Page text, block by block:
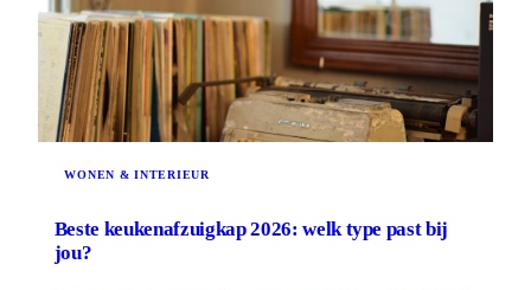
WONEN & INTERIEUR
Beste keukenafzuigkap 2026: welk type past bij
jou?